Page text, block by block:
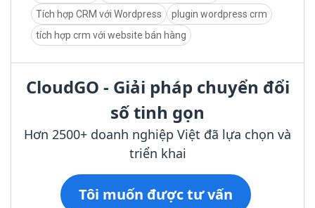
Tích hợp CRM với Wordpress
plugin wordpress crm
tích hợp crm với website bán hàng
CloudGO - Giải pháp chuyển đổi
số tinh gọn
Hơn 2500+ doanh nghiệp Việt đã lựa chọn và
triển khai
Tôi muốn được tư vấn